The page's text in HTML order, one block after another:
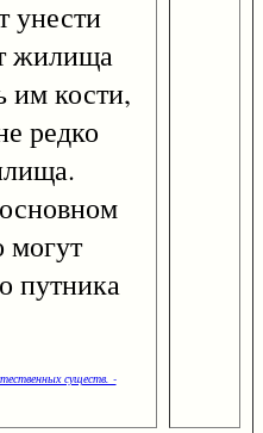
унести
жилища
им кости,
редко
могут
путника
существ. -